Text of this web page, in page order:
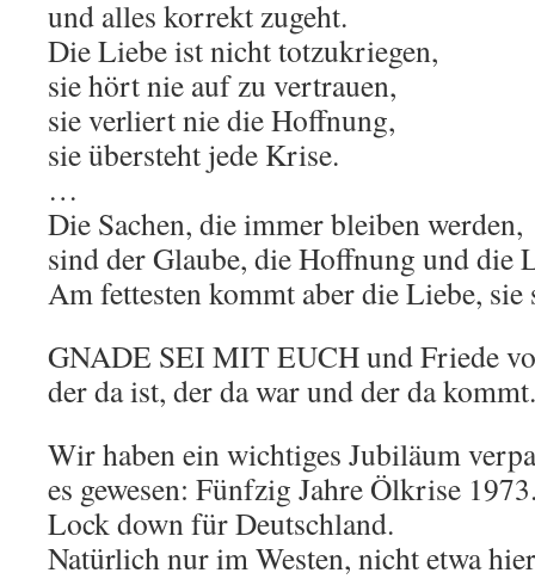
und alles korrekt zugeht.
Die Liebe ist nicht totzukriegen,
sie hört nie auf zu vertrauen,
sie verliert nie die Hoffnung,
sie übersteht jede Krise.
…
Die Sachen, die immer bleiben werden,
sind der Glaube, die Hoffnung und die
Am fettesten kommt aber die Liebe, sie
GNADE SEI MIT EUCH und Friede
der da ist, der da war und der da
Wir haben ein wichtiges Jubiläum
es gewesen: Fünfzig Jahre Ölkrise
Lock down für Deutschland.
Natürlich nur im Westen, nicht etwa